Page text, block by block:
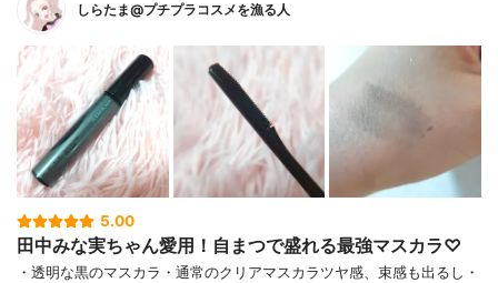
しらたま@プチプラコスメを漁る人
5.00
田中みな実ちゃん愛用！自まつで盛れる最強マスカラ♡
・透明な黒のマスカラ・通常のクリアマスカラツヤ感、束感も出るし・